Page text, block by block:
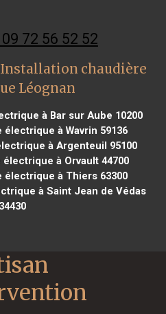
72 56 52 52
chaudière
Léognan
à Bar sur Aube 10200
à Wavrin 59136
à Argenteuil 95100
à Orvault 44700
à Thiers 63300
à Saint Jean de Védas
34430